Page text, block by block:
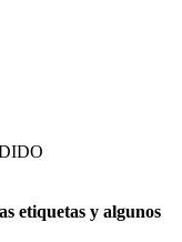
etiquetas y algunos